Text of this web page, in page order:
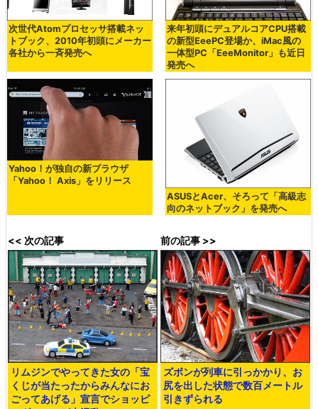
次世代Atomプロセッサ搭載ネッ
トブック、2010年初頭にメーカー
各社から一斉発売へ
来年初頭にデュアルコアCPU搭載
の新型EeePC登場か、iMac風の
一体型PC「EeeMonitor」も近日
発売へ
Yahoo！が独自の新ブラウザ
「Yahoo！ Axis」をリリース
ASUSとAcer、そろって「高級志
向のネットブック」を発売へ
<< 次の記事
リムジンでやってきた女の「宝
くじが当たったからみんなにお
ごってあげる」宣言でショッピ
前の記事 >>
ズボンが列車に引っかかり、お
尻を出した状態で数百メートル
引きずられる